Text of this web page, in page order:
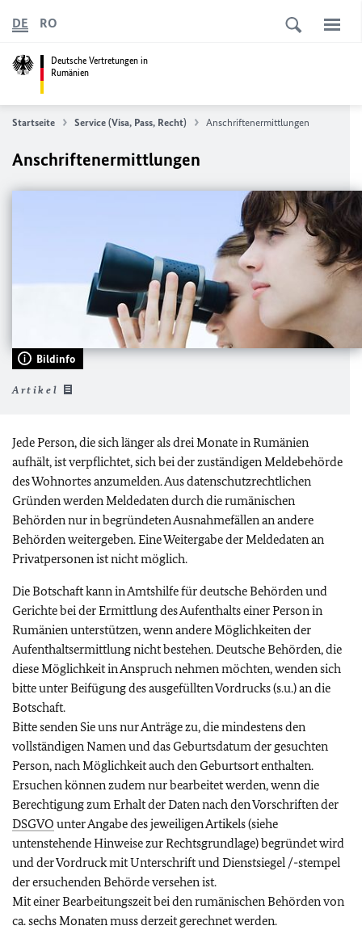
Deutsche Vertretungen in
Rumänien
DE RO
Startseite Service (Visa, Pass, Recht) Anschriftenermittlungen
Anschriftenermittlungen
Bildinfo
Artikel
Jede Person, die sich länger als drei Monate in Rumänien
aufhält, ist verpflichtet, sich bei der zuständigen Meldebehörde
des Wohnortes anzumelden. Aus datenschutzrechtlichen
Gründen werden Meldedaten durch die rumänischen
Behörden nur in begründeten Ausnahmefällen an andere
Behörden weitergeben. Eine Weitergabe der Meldedaten an
Privatpersonen ist nicht möglich.
Die Botschaft kann in Amtshilfe für deutsche Behörden und
Gerichte bei der Ermittlung des Aufenthalts einer Person in
Rumänien unterstützen, wenn andere Möglichkeiten der
Aufenthaltsermittlung nicht bestehen. Deutsche Behörden, die
diese Möglichkeit in Anspruch nehmen möchten, wenden sich
bitte unter Beifügung des ausgefüllten Vordrucks (s.u.) an die
Botschaft.
Bitte senden Sie uns nur Anträge zu, die mindestens den
vollständigen Namen und das Geburtsdatum der gesuchten
Person, nach Möglichkeit auch den Geburtsort enthalten.
Ersuchen können zudem nur bearbeitet werden, wenn die
Berechtigung zum Erhalt der Daten nach den Vorschriften der
DSGVO unter Angabe des jeweiligen Artikels (siehe
untenstehende Hinweise zur Rechtsgrundlage) begründet wird
und der Vordruck mit Unterschrift und Dienstsiegel /-stempel
der ersuchenden Behörde versehen ist.
Mit einer Bearbeitungszeit bei den rumänischen Behörden von
ca. sechs Monaten muss derzeit gerechnet werden.